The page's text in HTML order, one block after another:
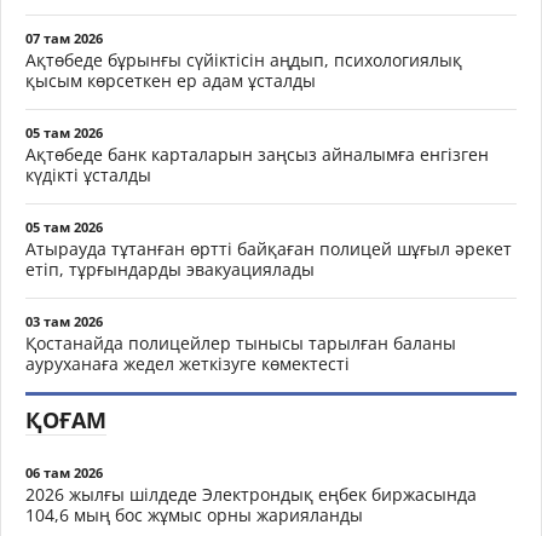
07 там 2026
Ақтөбеде бұрынғы сүйіктісін аңдып, психологиялық
қысым көрсеткен ер адам ұсталды
05 там 2026
Ақтөбеде банк карталарын заңсыз айналымға енгізген
күдікті ұсталды
05 там 2026
Атырауда тұтанған өртті байқаған полицей шұғыл әрекет
етіп, тұрғындарды эвакуациялады
03 там 2026
Қостанайда полицейлер тынысы тарылған баланы
ауруханаға жедел жеткізуге көмектесті
ҚОҒАМ
06 там 2026
2026 жылғы шілдеде Электрондық еңбек биржасында
104,6 мың бос жұмыс орны жарияланды